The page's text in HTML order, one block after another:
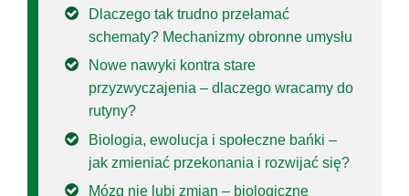
Dlaczego tak trudno przełamać
schematy? Mechanizmy obronne umysłu
Nowe nawyki kontra stare
przyzwyczajenia – dlaczego wracamy do
rutyny?
Biologia, ewolucja i społeczne bańki –
jak zmieniać przekonania i rozwijać się?
Mózg nie lubi zmian – biologiczne